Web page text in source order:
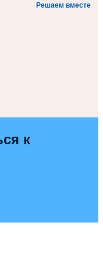
Решаем вместе
к